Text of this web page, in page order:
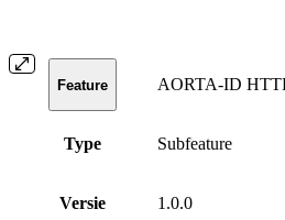
Feature AORTA-ID
Type Subfeature
Versie 1.0.0